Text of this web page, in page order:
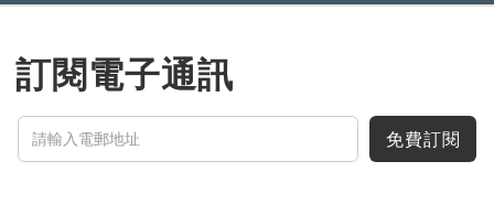
訂閱電子通訊
免費訂閱